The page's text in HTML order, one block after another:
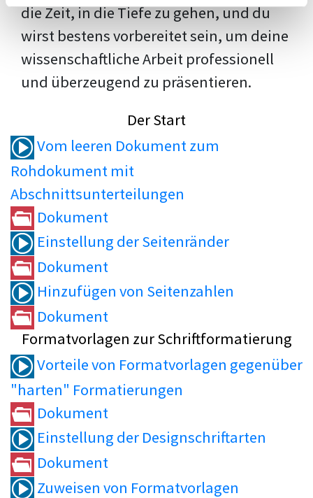
die Zeit, in die Tiefe zu gehen, und du
wirst bestens vorbereitet sein, um deine
wissenschaftliche Arbeit professionell
und überzeugend zu präsentieren.
Der Start
Vom leeren Dokument zum
Rohdokument mit
Abschnittsunterteilungen
Dokument
Einstellung der Seitenränder
Dokument
Hinzufügen von Seitenzahlen
Dokument
Formatvorlagen zur Schriftformatierung
Vorteile von Formatvorlagen gegenüber
"harten" Formatierungen
Dokument
Einstellung der Designschriftarten
Dokument
Zuweisen von Formatvorlagen